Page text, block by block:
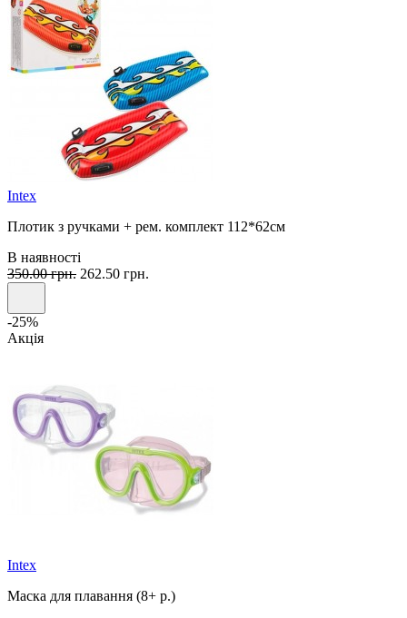
Intex
Плотик з ручками + рем. комплект 112*62см
В наявності
350.00 грн. 262.50 грн.
-25%
Акція
Intex
Маска для плавання (8+ р.)